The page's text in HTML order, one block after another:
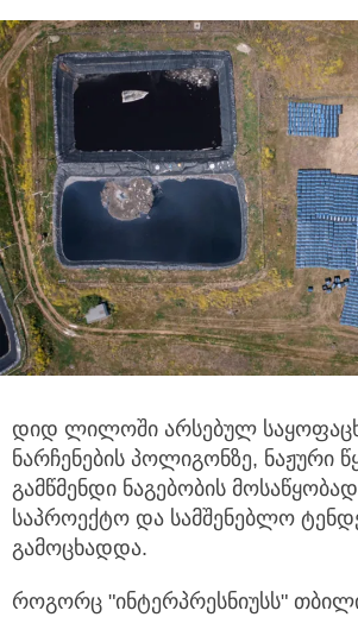
დიდ ლილოში არსებულ
ნარჩენების პოლიგონზე, ნაჟური
გამწმენდი ნაგებობის მოსაწყობად
საპროექტო და სამშენებლო
გამოცხადდა.
როგორც "ინტერპრესნიუსს"